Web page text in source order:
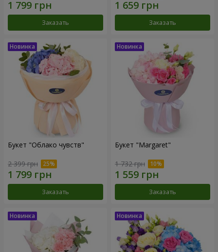
Заказать Заказать
Букет "Облако чувств"
2 399 грн
Заказать
Букет "Margaret"
1 732 грн
Заказать